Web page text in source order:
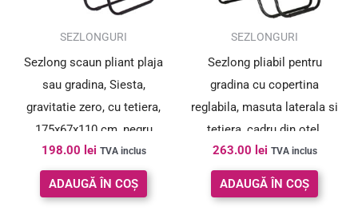
SEZLONGURI
Sezlong scaun pliant plaja
sau gradina, Siesta,
gravitatie zero, cu tetiera,
175x67x110 cm, negru
198.00 lei TVA inclus
ADAUGĂ ÎN COȘ
SEZLONGURI
Sezlong pliabil pentru
gradina cu copertina
reglabila, masuta laterala si
tetiera, cadru din otel,
175x77x127 cm, negru
263.00 lei TVA inclus
ADAUGĂ ÎN COȘ